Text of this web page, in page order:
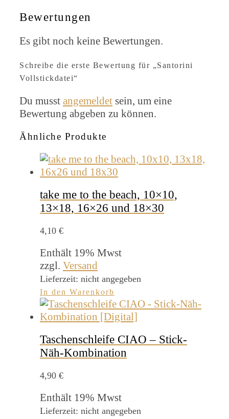
Bewertungen
Es gibt noch keine Bewertungen.
Schreibe die erste Bewertung für „Santorini
Vollstickdatei“
Du musst angemeldet sein, um eine
Bewertung abgeben zu können.
Ähnliche Produkte
take me to the beach, 10×10,
13×18, 16×26 und 18×30
4,10 €
Enthält 19% Mwst
zzgl. Versand
Lieferzeit: nicht angegeben
In den Warenkorb
Taschenschleife CIAO – Stick-
Näh-Kombination
4,90 €
Enthält 19% Mwst
Lieferzeit: nicht angegeben